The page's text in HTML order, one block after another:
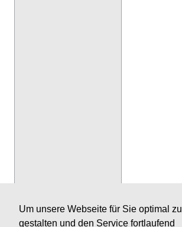
Um unsere Webseite für Sie optimal zu
gestalten und den Service fortlaufend